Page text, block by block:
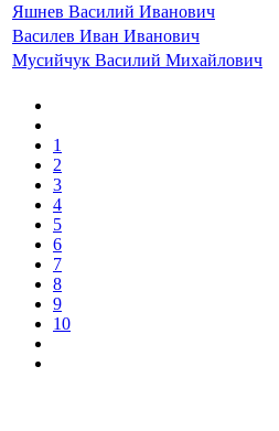
Яшнев Василий Иванович
Василев Иван Иванович
Мусийчук Василий Михайлович
1
2
3
4
5
6
7
8
9
10